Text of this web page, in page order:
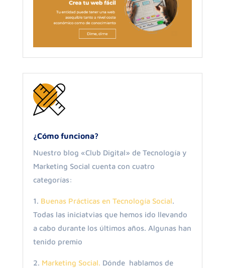
¿Cómo funciona?
Nuestro blog «Club Digital» de Tecnología y
Marketing Social cuenta con cuatro
categorías:
1. Buenas Prácticas en Tecnología Social.
Todas las iniciatvias que hemos ido llevando
a cabo durante los últimos años. Algunas han
tenido premio
2. Marketing Social. Dónde hablamos de